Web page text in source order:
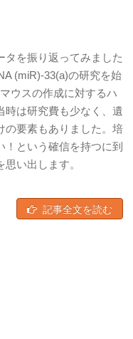
タを振り返ってみました
(miR)-33(a)の研究を始
ウスの作成に対するハ
時は研究費も少なく、遺
の要素もありました。培
という確信を持つに到
い出します。
記事全文を読む